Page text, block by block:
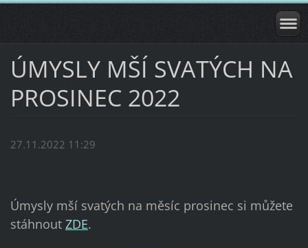
ÚMYSLY MŠÍ SVATÝCH NA
PROSINEC 2022
27.11.2022 11:29
Úmysly mší svatých na měsíc prosinec si můžete
stáhnout ZDE.